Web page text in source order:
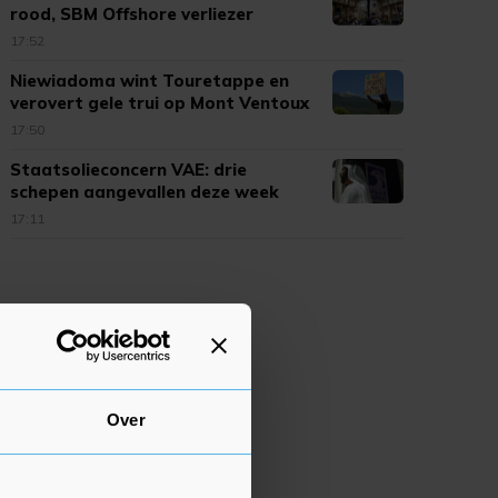
Over
rood, SBM Offshore verliezer
17:52
Niewiadoma wint Touretappe en
verovert gele trui op Mont Ventoux
17:50
Staatsolieconcern VAE: drie
schepen aangevallen deze week
17:11